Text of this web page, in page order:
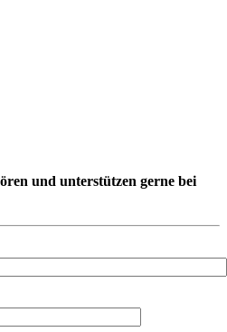
und unterstützen gerne bei